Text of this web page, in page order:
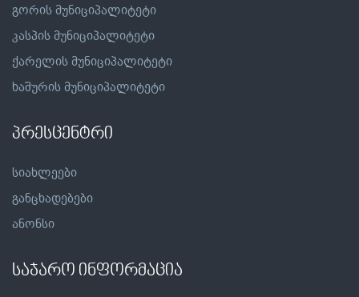
გორის მუნიციპალიტეტი
კასპის მუნიციპალიტეტი
ქარელის მუნიციპალიტეტი
ხაშურის მუნიციპალიტეტი
პრესცენტრი
სიახლეები
განცხადებები
ანონსი
საჯარო ინფორმაცია